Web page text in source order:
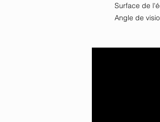
Surface de
Angle de